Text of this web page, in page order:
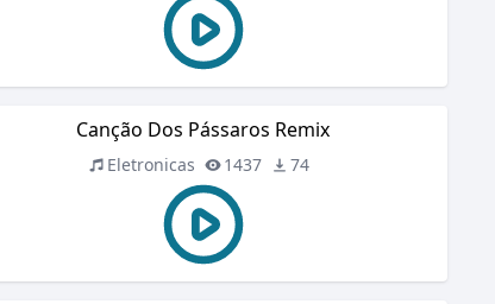
Canção Dos Pássaros Remix
Eletronicas 1437 74